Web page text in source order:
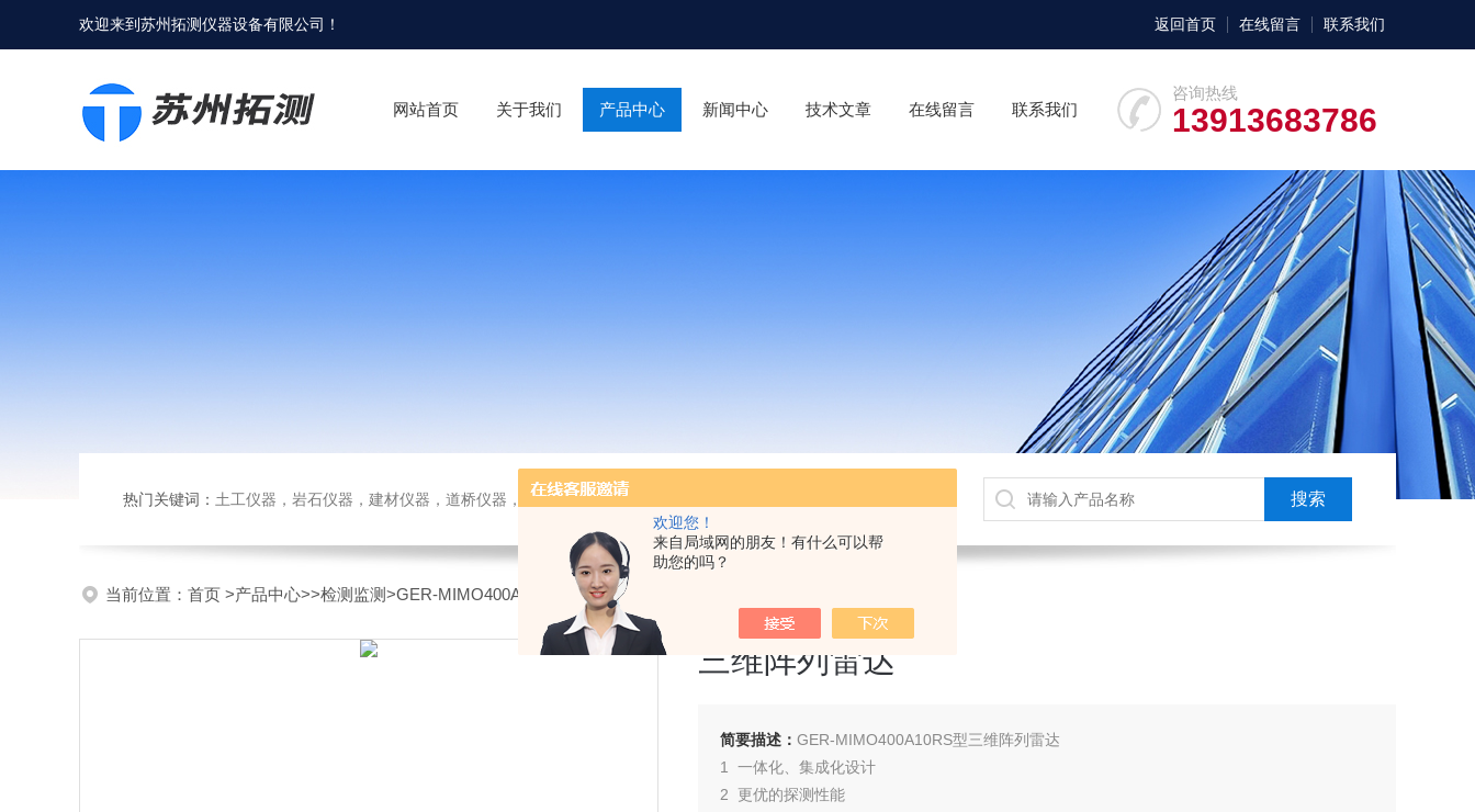
欢迎您！
来自局域网的朋友！有什么可以帮
助您的吗？
欢迎来到苏州拓测仪器设备有限公司 ！ 返回首页 在线留言 联系我们
咨询热线
13913683786
网站首页 关于我们 产品中心 新闻中心 技术文章 在线留言 联系我们
热门关键词： 土工仪器，岩石仪器，建材仪器，道桥仪器，检测仪器，检测仪器，物探仪器，勘察仪器，试验机试验箱，整体方案
当前位置： 首页 >产品中心>>检测监测>GER-MIMO400A10RS型三维阵列雷达
三维阵列雷达
简要描述： GER-MIMO400A10RS型三维阵列雷达
1 一体化、集成化设计
2 更优的探测性能